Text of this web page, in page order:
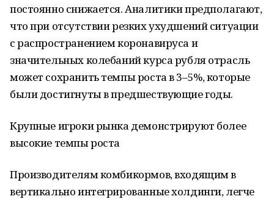
постоянно снижается. Аналитики предполагают,
что при отсутствии резких ухудшений ситуации
с распространением коронавируса и
значительных колебаний курса рубля отрасль
может сохранить темпы роста в 3–5%, которые
были достигнуты в предшествующие годы.
Крупные игроки рынка демонстрируют более
высокие темпы роста
Производителям комбикормов, входящим в
вертикально интегрированные холдинги, легче